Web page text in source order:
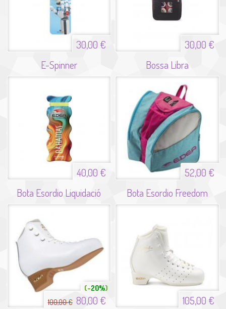
30,00 €
30,00 €
E-Spinner
40,00 €
Bossa Libra
52,00 €
Bota Esordio Liquidació
100,00 € 80,00 €
20%
Bota Esordio Freedom
105,00 €